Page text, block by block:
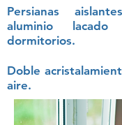
Persianas
aluminio
dormitorios.
Doble
aire.